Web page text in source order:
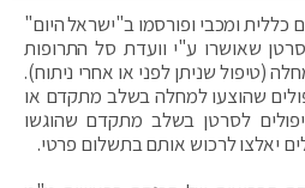
כללית ומכבי ופורסמו ב"ישראל היום"
לסרטן שאושרו ע"י וועדת סל התרופות
(טיפול שניתן לפני או אחרי ניתוח).
רק 20% מהטיפולים שהוצעו למחלה בשלב מתקדם או
אושרו. כ-75% מהטיפולים לסרטן בשלב מתקדם שהוגשו
יאלצו לרכוש אותם בתשלום פרטי.